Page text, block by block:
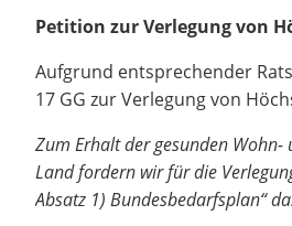
Petition zur Verlegung von
Aufgrund entsprechender
17 GG zur Verlegung von
Zum Erhalt der gesunden
Land fordern wir für die
Absatz 1) Bundesbedarfsplan“